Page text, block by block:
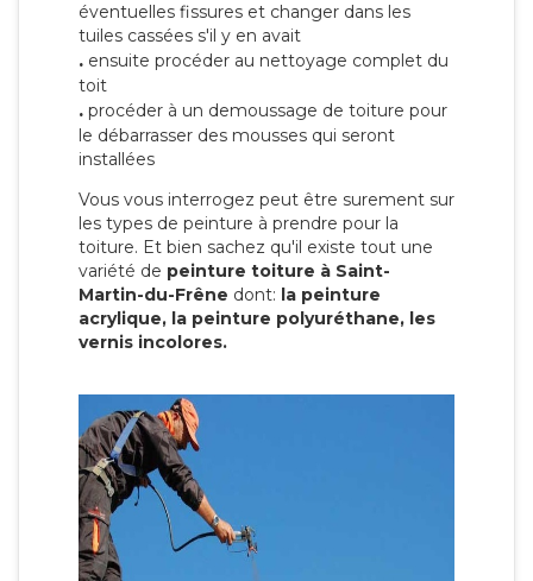
éventuelles fissures et changer dans les
tuiles cassées s'il y en avait
. ensuite procéder au nettoyage complet du
toit
. procéder à un demoussage de toiture pour
le débarrasser des mousses qui seront
installées
Vous vous interrogez peut être surement sur
les types de peinture à prendre pour la
toiture. Et bien sachez qu'il existe tout une
variété de peinture toiture à Saint-
Martin-du-Frêne dont: la peinture
acrylique, la peinture polyuréthane, les
vernis incolores.